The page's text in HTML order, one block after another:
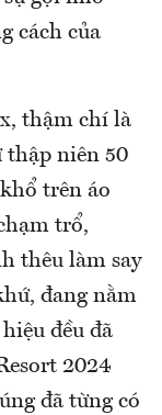
cách của
thậm chí là
thập niên 50
trên áo
trổ,
thêu làm say
đang nằm
đều đã
2024
đã từng có